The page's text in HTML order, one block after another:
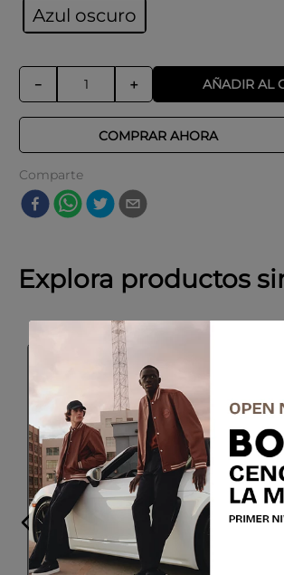
Azul oscuro
＋
－ AÑADIR AL
COMPRAR AHORA
Comparte
Explora productos
ADOLFO DOMINGUEZ
Camisa Hombre Color
Natural
BOGGI